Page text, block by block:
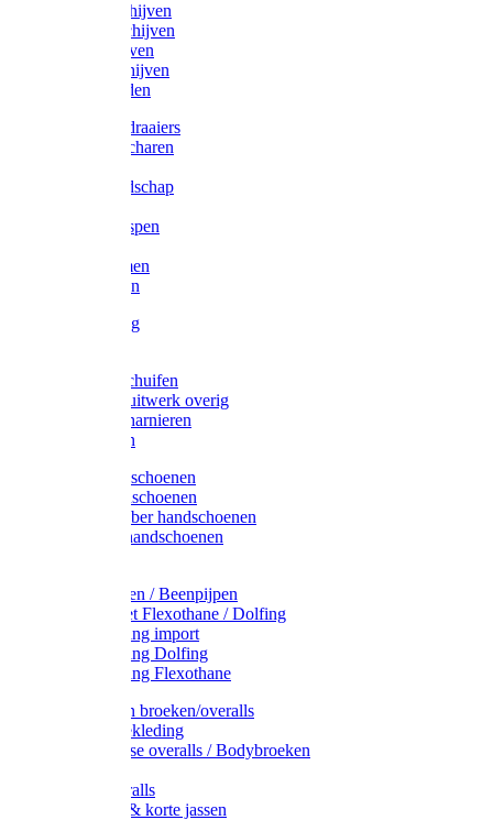
Afbraamschijven
Doorslijpschijven
Lamelschijven
Diamantschijven
Laselektroden
Schroevendraaiers
Tangen / Scharen
Meetgereedschap
Vijlen / Raspen
Lijmklemmen
Waterpassen
Bouwbeslag
Grendels/schuifen
Hang en sluitwerk overig
Hengen/scharnieren
Scharnieren
Latex handschoenen
Leren handschoenen
PVC / Rubber handschoenen
Katoenen handschoenen
Plukmouwen / Beenpijpen
Reparatieset Flexothane / Dolfing
Regenkleding import
Regenkleding Dolfing
Regenkleding Flexothane
Toebehoren broeken/overalls
Signalisatiekleding
Amerikaanse overalls / Bodybroeken
Kinderoveralls
Stofjassen & korte jassen